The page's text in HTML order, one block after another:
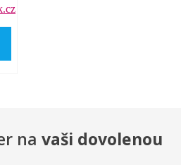
na vaši dovolenou